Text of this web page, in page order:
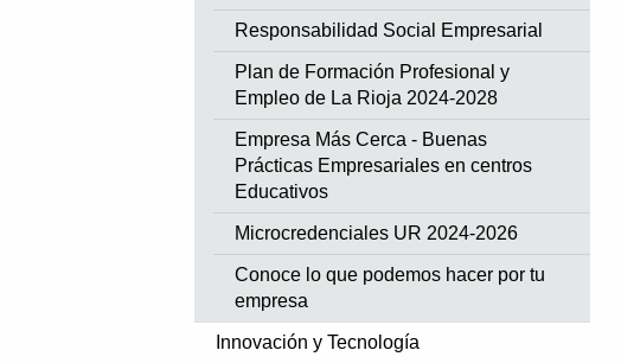
Responsabilidad Social Empresarial
Plan de Formación Profesional y
Empleo de La Rioja 2024-2028
Empresa Más Cerca - Buenas
Prácticas Empresariales en centros
Educativos
Microcredenciales UR 2024-2026
Conoce lo que podemos hacer por tu
empresa
Innovación y Tecnología